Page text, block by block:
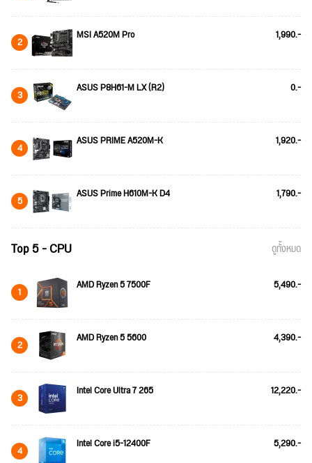
2 MSI A520M Pro 1,990.-
3 ASUS P8H61-M LX (R2) 0.-
4 ASUS PRIME A520M-K 1,920.-
5 ASUS Prime H610M-K D4 1,790.-
Top 5 - CPU ดูทั้งหมด
1 AMD Ryzen 5 7500F 5,490.-
2 AMD Ryzen 5 5600 4,390.-
3 Intel Core Ultra 7 265 12,220.-
4 Intel Core i5-12400F 5,290.-